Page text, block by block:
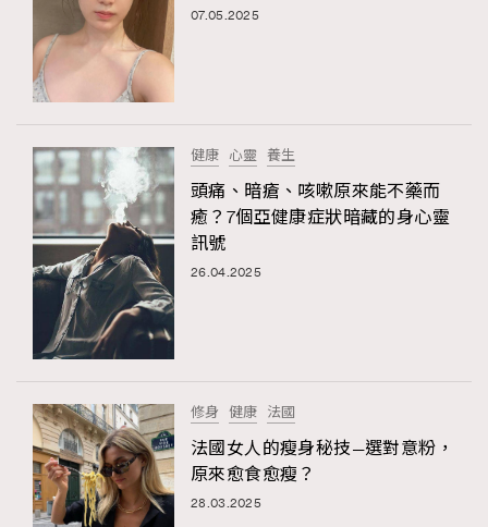
07.05.2025
健康 心靈 養生
頭痛、暗瘡、咳嗽原來能不藥而
癒？7個亞健康症狀暗藏的身心靈
訊號
26.04.2025
修身 健康 法國
法國女人的瘦身秘技—選對意粉，
原來愈食愈瘦？
28.03.2025